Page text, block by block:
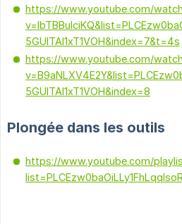
https://www.youtube.com/
5GUITAl1xT1VOH&index=7&t=4s
https://www.youtube.com/
5GUITAl1xT1VOH&index=8
Plongée dans les outils
https://www.youtube.com/